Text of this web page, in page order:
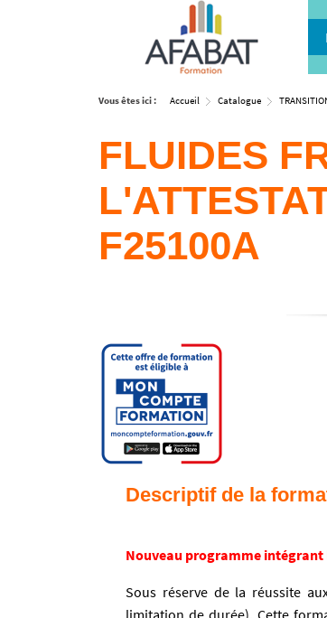
Vous êtes ici : Accueil Catalogue
FLUIDES
F25100A
Descriptif de la
Nouveau programme intégrant
Sous réserve de la réussite